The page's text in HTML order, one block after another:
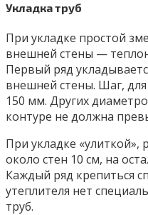
Укладка труб
При укладке простой
внешней стены —
Первый ряд
внешней стены. Шаг,
150 мм. Других
контуре не должна
При укладке «улиткой»,
около стен 10 см, на
Каждый ряд крепиться
утеплителя нет
труб.